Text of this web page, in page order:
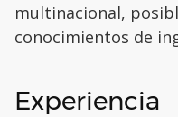
multinacional,
conocimientos de
Experiencia